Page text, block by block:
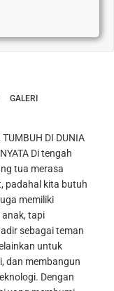
GALERI
DI DUNIA
Di tengah
tua merasa
padahal kita butuh
memiliki
tapi
sebagai teman
untuk
dan membangun
Dengan